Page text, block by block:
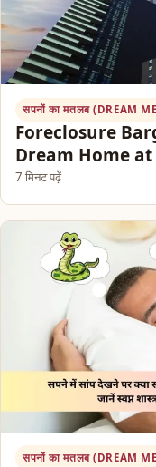
सपनों का मतलब (DREAM
Foreclosure
Dream Home
7 मिनट पढ़ें
सपनों का मतलब (DREAM